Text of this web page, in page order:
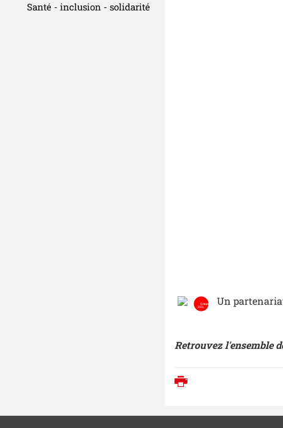
Un
Retrouvez l'ensemble
Santé - inclusion - solidarité